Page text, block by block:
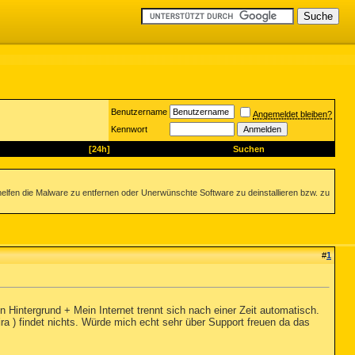
Benutzername
Angemeldet bleiben?
Kennwort
[24h] Suchen
die Malware zu entfernen oder Unerwünschte Software zu deinstallieren bzw. zu
#1
Hintergrund + Mein Internet trennt sich nach einer Zeit automatisch.
) findet nichts. Würde mich echt sehr über Support freuen da das